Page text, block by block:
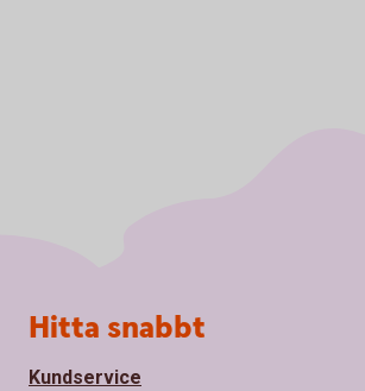
Sidfot
Hitta snabbt
Kundservice